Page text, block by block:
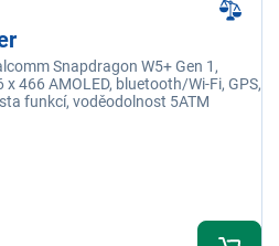
Snapdragon W5+ Gen 1,
466 AMOLED, bluetooth/Wi-Fi, GPS,
funkcí, voděodolnost 5ATM